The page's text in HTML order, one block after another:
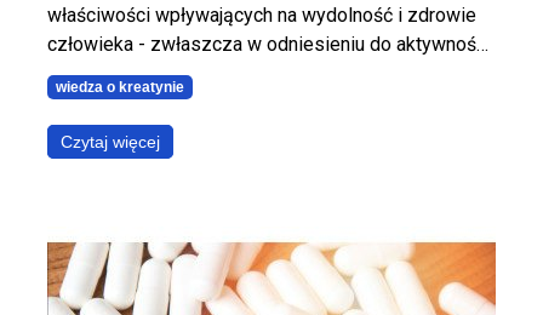
właściwości wpływających na wydolność i zdrowie
człowieka - zwłaszcza w odniesieniu do aktywności
fizycznej, którą te dwa suplementy bardzo
wspomagają. Jak jednak jest z łączeniem kreatyny z
beta-alaniną? Czy jest to dobry pomysł, czy jednak
lepiej unikać takiego połączenia? Dowiedz się, jakie
wiedza o kreatynie
Czytaj więcej